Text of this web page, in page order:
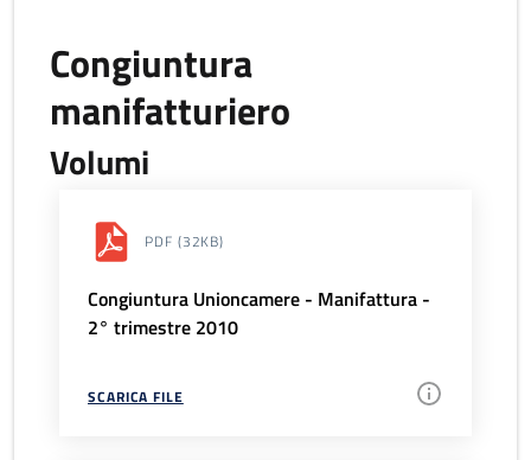
Congiuntura
manifatturiero
Volumi
PDF (32KB)
Congiuntura Unioncamere - Manifattura -
2° trimestre 2010
SCARICA FILE